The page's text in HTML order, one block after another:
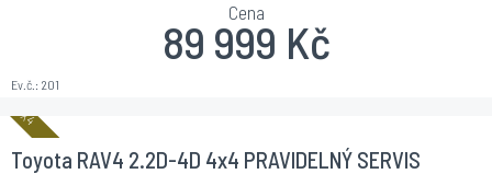
Ev.č.: 201
Cena
89 999 Kč
Toyota RAV4 2.2D-4D 4x4 PRAVIDELNÝ SERVIS